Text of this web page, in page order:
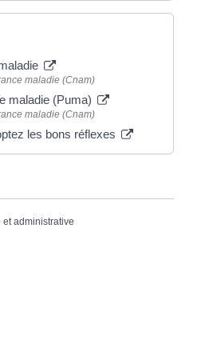
maladie (Cnam)
maladie (Puma)
maladie (Cnam)
les bons réflexes
administrative